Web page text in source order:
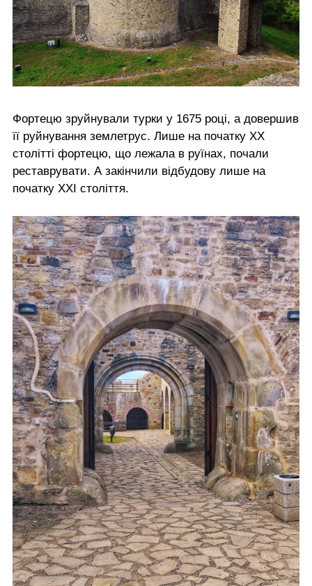
Фортецю зруйнували турки у 1675 році, а довершив
її руйнування землетрус. Лише на початку ХХ
столітті фортецю, що лежала в руїнах, почали
реставрувати. А закінчили відбудову лише на
початку ХХІ століття.